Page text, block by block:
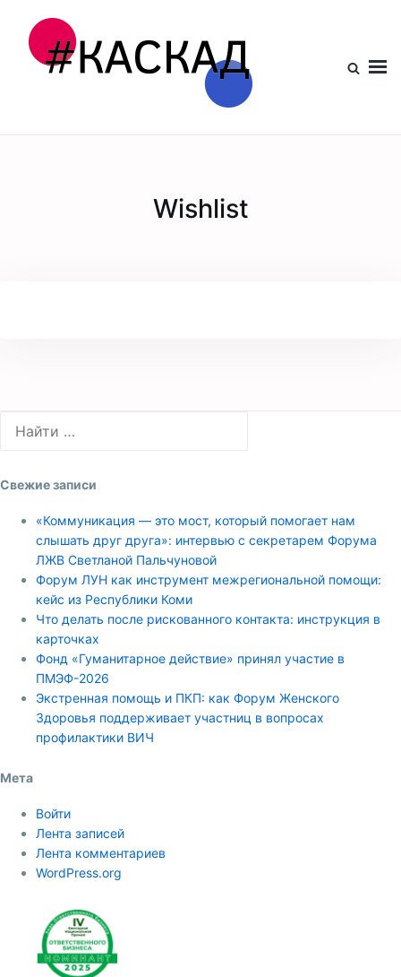
Wishlist
Свежие записи
«Коммуникация — это мост, который помогает нам
слышать друг друга»: интервью с секретарем Форума
ЛЖВ Светланой Пальчуновой
Форум ЛУН как инструмент межрегиональной помощи:
кейс из Республики Коми
Что делать после рискованного контакта: инструкция в
карточках
Фонд «Гуманитарное действие» принял участие в
ПМЭФ-2026
Экстренная помощь и ПКП: как Форум Женского
Здоровья поддерживает участниц в вопросах
профилактики ВИЧ
Мета
Войти
Лента записей
Лента комментариев
WordPress.org